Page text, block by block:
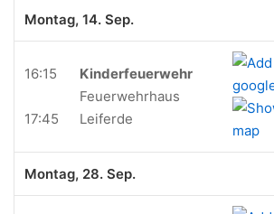
Montag, 14. Sep.
16:15
17:45
Kinderfeuerwehr
Feuerwehrhaus
Leiferde
Montag, 28. Sep.